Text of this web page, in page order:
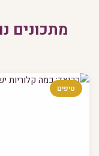
מתכונים
טיפים